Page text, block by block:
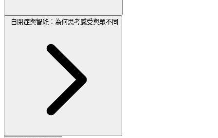
自閉症與智能：為何思考感受與眾不同